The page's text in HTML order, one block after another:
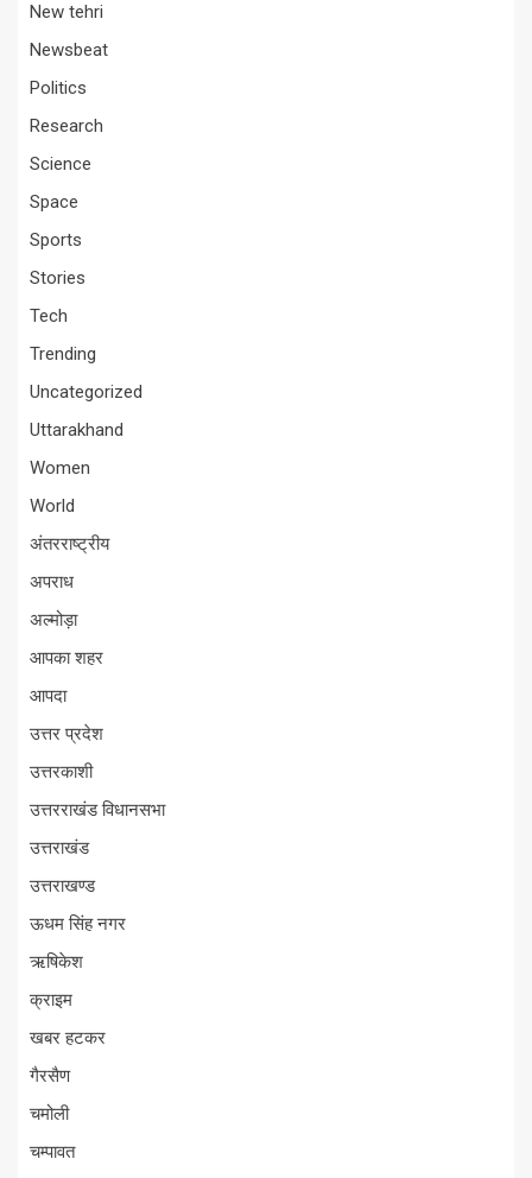
New tehri
Newsbeat
Politics
Research
Science
Space
Sports
Stories
Tech
Trending
Uncategorized
Uttarakhand
Women
World
अंतरराष्ट्रीय
अपराध
अल्मोड़ा
आपका शहर
आपदा
उत्तर प्रदेश
उत्तरकाशी
उत्तरराखंड विधानसभा
उत्तराखंड
उत्तराखण्ड
ऊधम सिंह नगर
ऋषिकेश
क्राइम
खबर हटकर
गैरसैण
चमोली
चम्पावत